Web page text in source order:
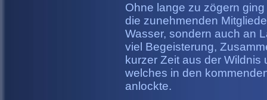
Ohne lange zu zögern
die zunehmenden
Wasser, sondern auch an
viel Begeisterung,
kurzer Zeit aus der Wildnis
welches in den
anlockte.